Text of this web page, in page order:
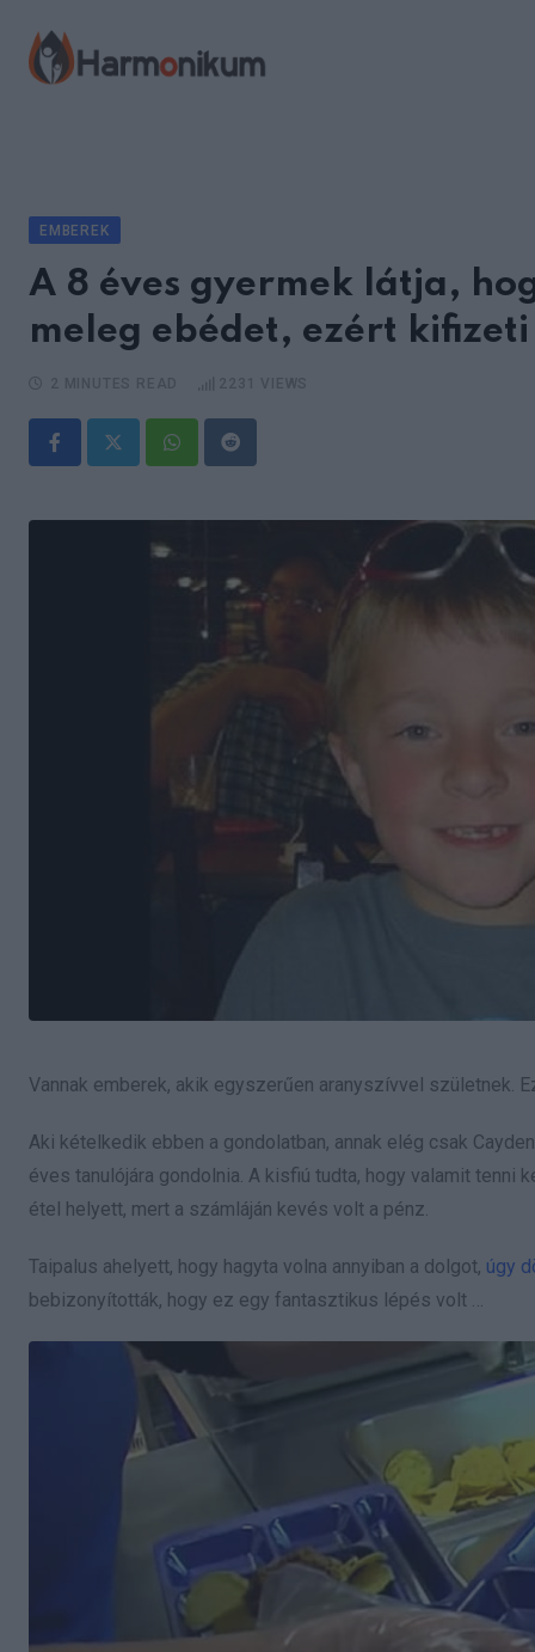
content
EMBEREK
A 8 éves gyermek látja,
meleg ebédet, ezért
WhatsappReddit
Vannak emberek, akik egyszerűen aranyszívvel születnek.
Aki kételkedik ebben a gondolatban, annak elég csak
éves tanulójára gondolnia. A kisfiú tudta, hogy valamit
étel helyett, mert a számláján kevés volt a pénz.
Taipalus ahelyett, hogy hagyta volna annyiban a dolgot, úgy
bebizonyították, hogy ez egy fantasztikus lépés volt …